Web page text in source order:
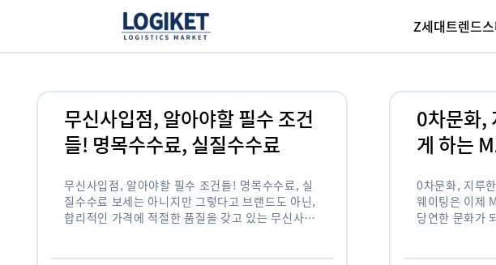
Z세대트렌드
무신사입점, 알아야할 필수 조건
들! 명목수수료, 실질수수료
무신사입점, 알아야할 필수 조건들! 명목수수료, 실
질수수료 보세는 아니지만 그렇다고 브랜드도 아닌,
합리적인 가격에 적절한 품질을 갖고 있는 무신사!
0차문화,
게 하는
0차문화, 지루
웨이팅은 이제
당연한 문화가